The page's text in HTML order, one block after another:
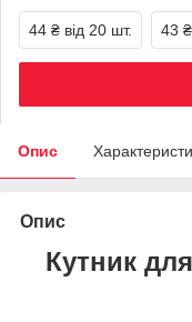
44 ₴ від 20 шт. 43 ₴
Опис
Опис
Кутник